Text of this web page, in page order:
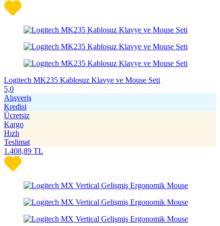
Logitech MK235 Kablosuz Klavye ve Mouse Seti
5,0
Alışveriş
Kredisi
Ücretsiz
Kargo
Hızlı
Teslimat
1.408,89 TL